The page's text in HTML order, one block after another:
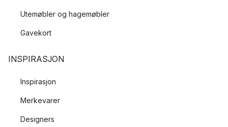
Utemøbler og hagemøbler
Gavekort
INSPIRASJON
Inspirasjon
Merkevarer
Designers